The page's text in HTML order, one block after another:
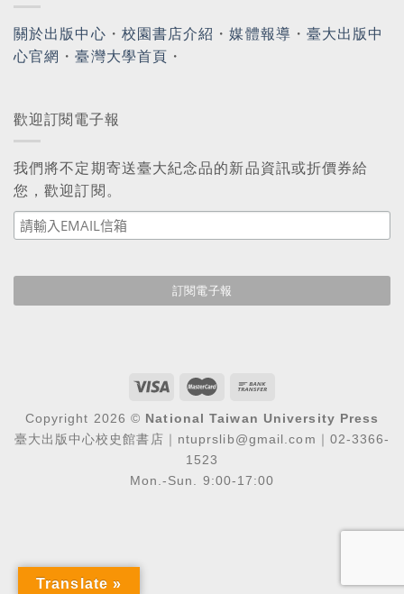
關於出版中心 ・ 校園書店介紹 ・媒體報導 ・ 臺大出版中
心官網 ・臺灣大學首頁 ・
歡迎訂閱電子報
我們將不定期寄送臺大紀念品的新品資訊或折價券給
您，歡迎訂閱。
Copyright 2026 © National Taiwan University Press
臺大出版中心校史館書店｜ntuprslib@gmail.com｜02-3366-
1523
Mon.-Sun. 9:00-17:00
Translate »